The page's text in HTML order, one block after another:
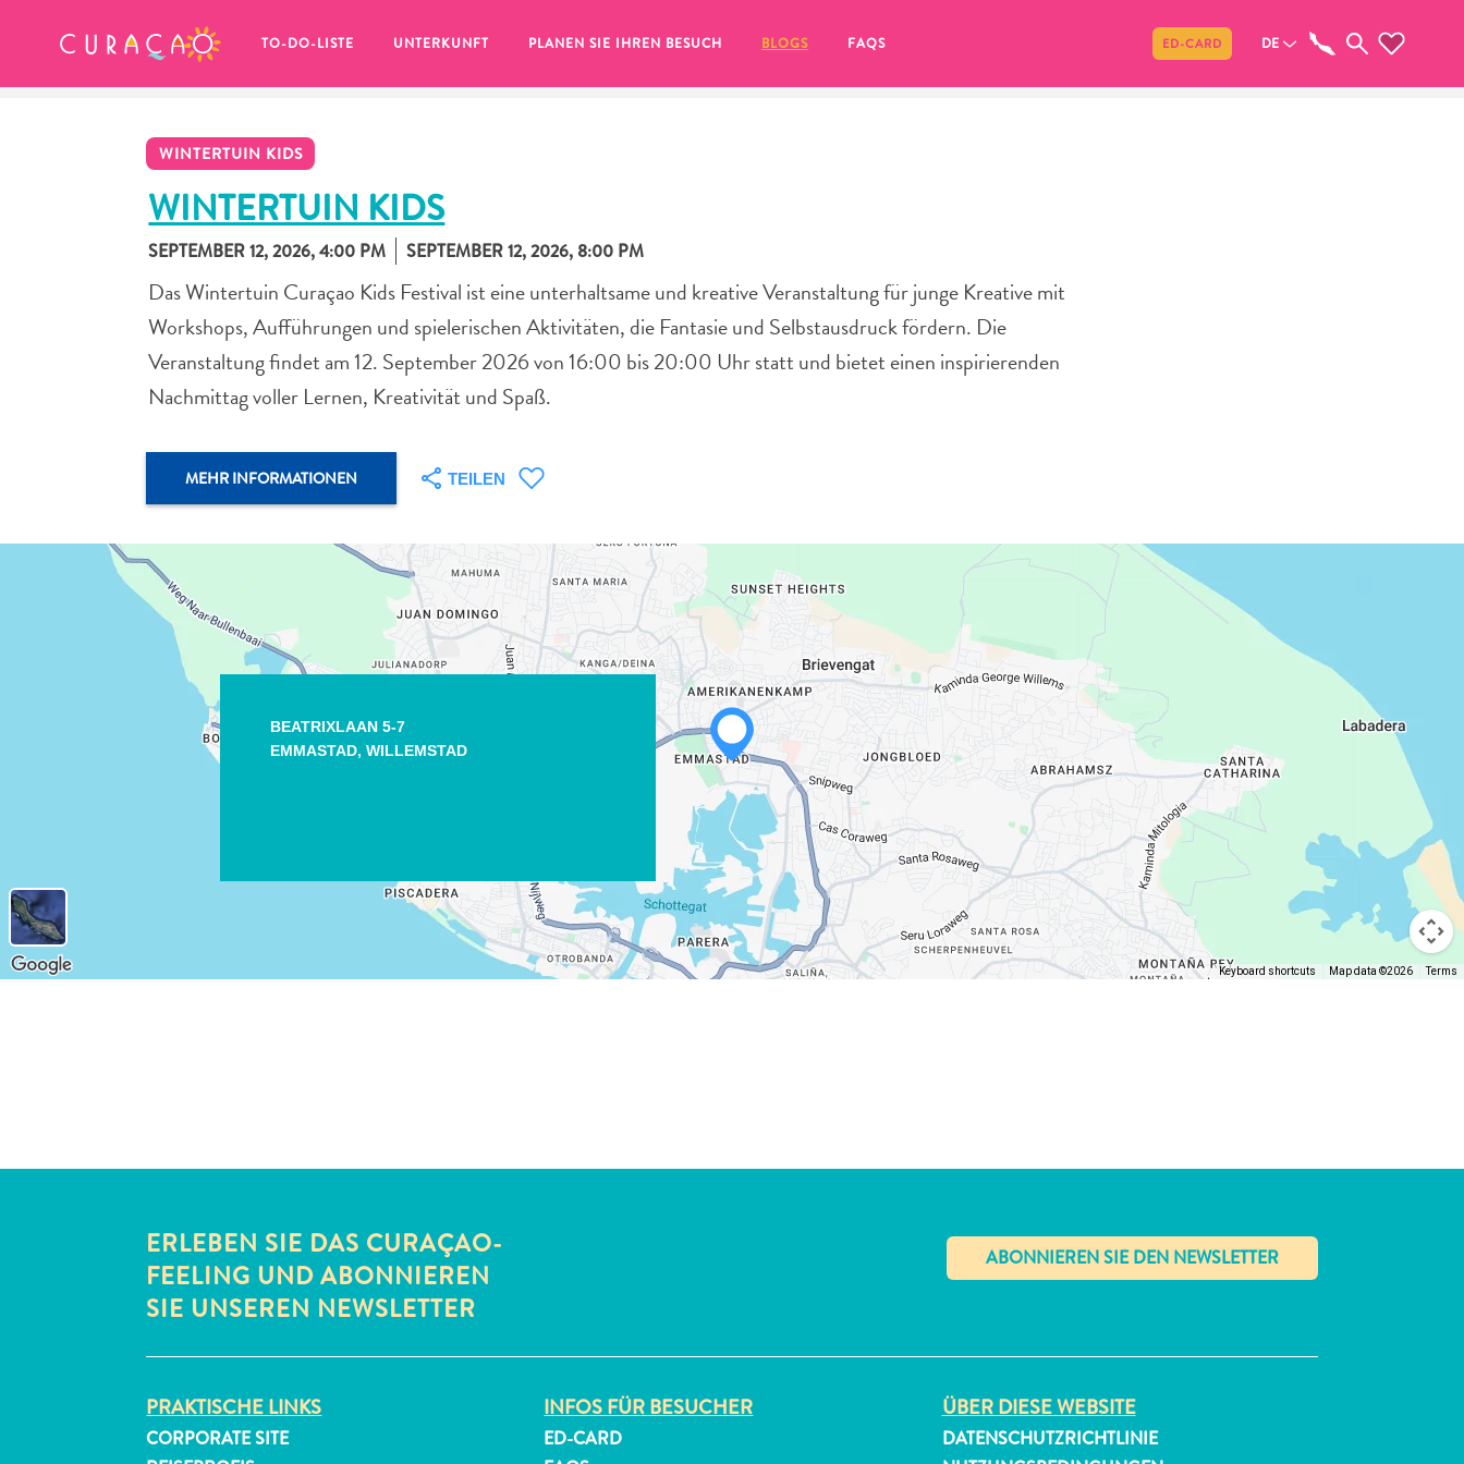
TO-DO-LISTE UNTERKUNFT PLANEN SIE IHREN BESUCH BLOGS FAQS ED-CARD DE
WINTERTUIN KIDS
WINTERTUIN KIDS
SEPTEMBER 12, 2026, 4:00 PM SEPTEMBER 12, 2026, 8:00 PM
Das Wintertuin Curaçao Kids Festival ist eine unterhaltsame und kreative Veranstaltung für junge Kreative mit
Workshops, Aufführungen und spielerischen Aktivitäten, die Fantasie und Selbstausdruck fördern. Die
Veranstaltung findet am 12. September 2026 von 16:00 bis 20:00 Uhr statt und bietet einen inspirierenden
Nachmittag voller Lernen, Kreativität und Spaß.
MEHR INFORMATIONEN TEILEN
WHATSAPP
E-MAIL
LINK KOPIEREN
BEATRIXLAAN 5-7
EMMASTAD,WILLEMSTAD
Keyboard shortcuts Map data ©2026 Terms
ERLEBEN SIE DAS CURAÇAO-
FEELING UND ABONNIEREN
SIE UNSEREN NEWSLETTER
✕
PRAKTISCHE LINKS
CORPORATE SITE
INFOS FÜR BESUCHER
ED-CARD
ÜBER DIESE WEBSITE
DATENSCHUTZRICHTLINIE
MEINE FAVORITEN Teilen
keine Lieblingsorte in Curaçao
gespeichert haben.
LINK KOPIEREN